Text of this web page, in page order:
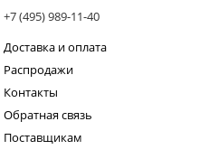
+7 (495) 989-11-40
Доставка и оплата
Распродажи
Контакты
Обратная связь
Поставщикам